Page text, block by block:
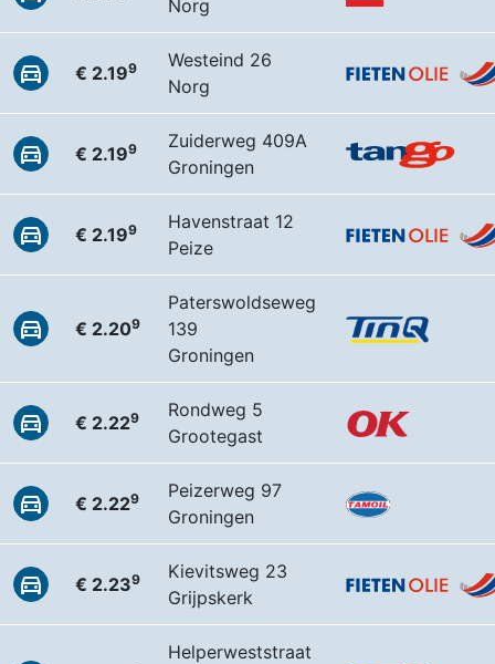
Norg
€ 2.199
Westeind 26
Norg
€ 2.199
Zuiderweg 409A
Groningen
€ 2.199
Havenstraat 12
Peize
€ 2.209
Paterswoldseweg
139
Groningen
€ 2.229
Rondweg 5
Grootegast
€ 2.229
Peizerweg 97
Groningen
€ 2.239
Kievitsweg 23
Grijpskerk
Helperweststraat